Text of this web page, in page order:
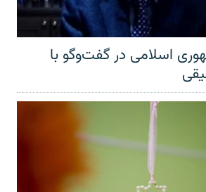
اسلامی در گفت‌وگو با